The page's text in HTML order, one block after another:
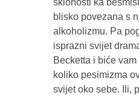
sklonosti ka
blisko povezana s
alkoholizmu. Pa
isprazni svijet
Becketta i biće
koliko pesimizma
svijet oko sebe. Ili,